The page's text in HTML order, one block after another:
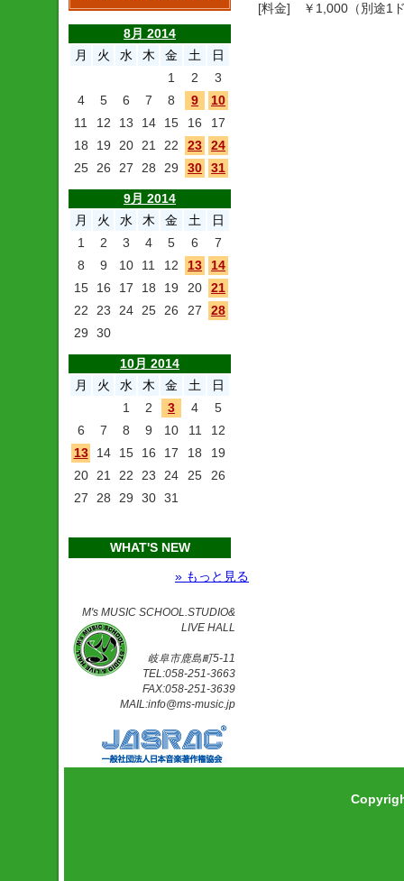
8月 2014
月
火 水 木 金 土
日
1
2
3
4
5 6 7 8 9
10
11
12 13 14 15 16
17
18
19 20 21 22 23
24
25
26 27 28 29 30 31
9月 2014
月
火 水 木 金 土
日
1
2 3 4 5 6
7
8
9 10 11 12 13
14
15
16 17 18 19 20
21
22
23 24 25 26 27
28
29
30
10月 2014
月
火 水 木 金 土
日
1
2 3 4
5
6
7 8 9 10 11
12
13
14 15 16 17 18
19
20
21 22 23 24 25
26
27
28 29 30 31
WHAT'S NEW
» もっと見る
M's MUSIC SCHOOL.STUDIO&
LIVE HALL
岐阜市鹿島町5-11
TEL:058-251-3663
FAX:058-251-3639
MAIL:info@ms-music.jp
[料金] ￥1,000（別途1